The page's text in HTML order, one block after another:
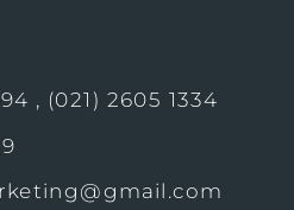
, (021) 2605 1334